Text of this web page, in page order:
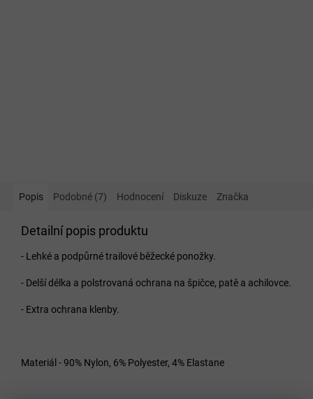
Popis Podobné (7) Hodnocení Diskuze Značka
Detailní popis produktu
- Lehké a podpůrné trailové běžecké ponožky.
- Delší délka a polstrovaná ochrana na špičce, patě a achilovce.
- Extra ochrana klenby.
Materiál - 90% Nylon, 6% Polyester, 4% Elastane